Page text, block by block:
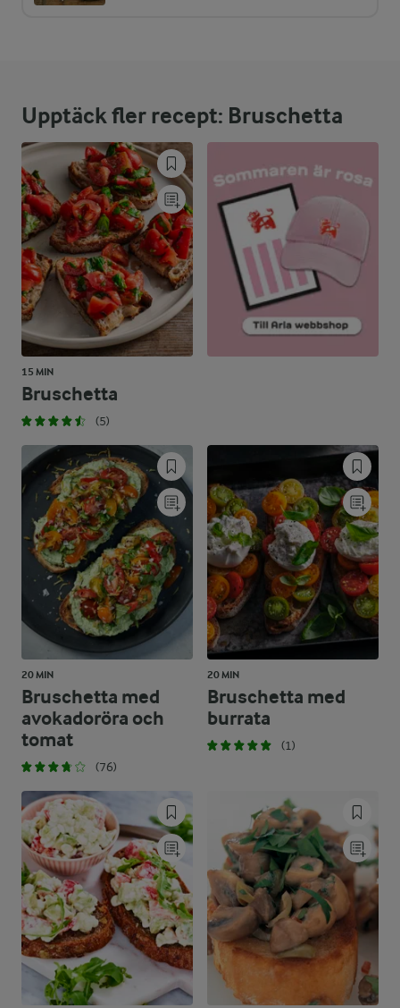
Fett:
62,1 %
33,8 g
Kolhydrater:
27,8 %
33 g
Upptäck fler recept: Bruschetta
15 MIN
Bruschetta
(5)
20 MIN
Bruschetta med
avokadoröra och
tomat
(76)
20 MIN
Bruschetta med
burrata
(1)